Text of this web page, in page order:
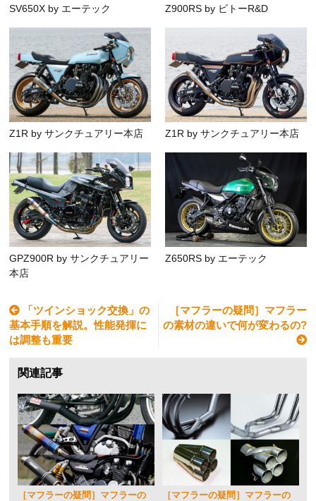
SV650X by エーテック Z900RS by ビトーR&D
Z1R by サンクチュアリー本店 Z1R by サンクチュアリー本店
GPZ900R by サンクチュアリー
本店
Z650RS by エーテック
「ツインショック交換」の
基本手順を解説。性能発揮に
は調整も重要
［マフラーの疑問］マフラー
の素材の違いで何が変わるの?
関連記事
［マフラーの疑問］マフラーの
［マフラーの疑問］マフラーの